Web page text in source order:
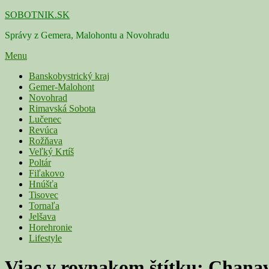
Skip
content
SOBOTNIK.SK
Správy z Gemera, Malohontu a Novohradu
Menu
Primárne
menu
Banskobystrický kraj
Gemer-Malohont
Novohrad
Rimavská Sobota
Lučenec
Revúca
Rožňava
Veľký Krtíš
Poltár
Fiľakovo
Hnúšťa
Tisovec
Tornaľa
Jelšava
Horehronie
Lifestyle